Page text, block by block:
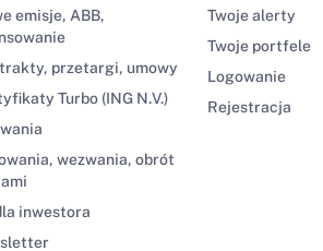
emisje, ABB,
przetargi, umowy
Turbo (ING N.V.)
wezwania, obrót
inwestora
Twoje alerty
Twoje portfele
Logowanie
Rejestracja